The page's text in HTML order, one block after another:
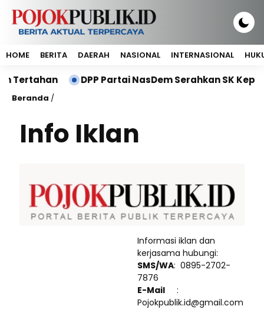
HOME BERITA DAERAH NASIONAL INTERNASIONAL
Tertahan DPP Partai NasDem Serahkan SK
Beranda /
Info Iklan
Informasi iklan dan
kerjasama hubungi:
SMS/WA: 0895-2702-
7876
E-Mail :
Pojokpublik.id@gmail.com